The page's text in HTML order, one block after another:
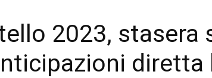
2023, stasera
diretta